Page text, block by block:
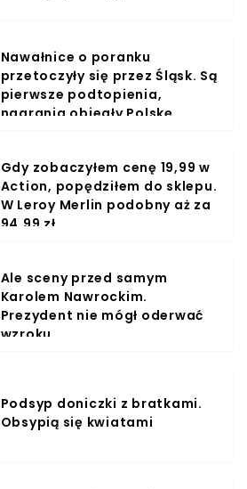
Nawałnice o poranku
przetoczyły się przez Śląsk. Są
pierwsze podtopienia,
nagrania obiegły Polskę
Gdy zobaczyłem cenę 19,99 w
Action, popędziłem do sklepu.
W Leroy Merlin podobny aż za
94,99 zł
Ale sceny przed samym
Karolem Nawrockim.
Prezydent nie mógł oderwać
wzroku
Podsyp doniczki z bratkami.
Obsypią się kwiatami